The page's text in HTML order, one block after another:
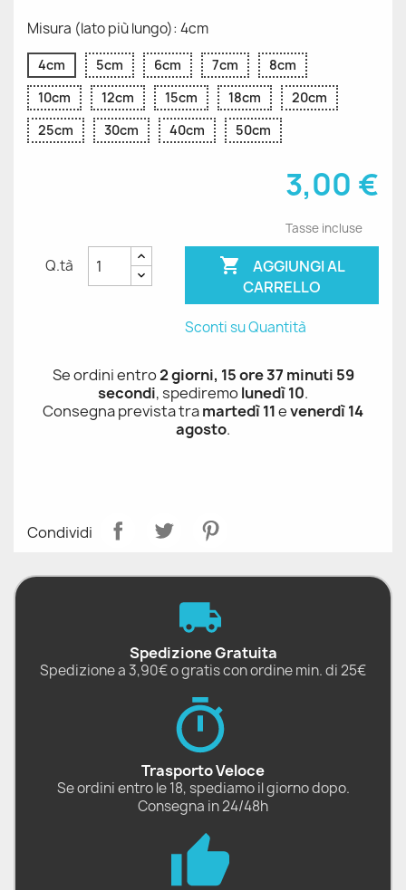
Misura (lato più lungo): 4cm
4cm 5cm 6cm 7cm
8cm
10cm
12cm 15cm 18cm
20cm
25cm
30cm 40cm 50cm
3,00 €
Tasse incluse
Q.tà 
CARRELLO
Sconti su Quantità
Se ordini entro2 giorni, 15 ore 37 minuti 59
secondi, spediremolunedì 10.
Consegna prevista tramartedì 11evenerdì 14
agosto.
Condividi
Spedizione Gratuita
Spedizione a 3,90€ o gratis con ordine min. di 25€
Trasporto Veloce
Se ordini entro le 18, spediamo il giorno dopo.
Consegna in 24/48h